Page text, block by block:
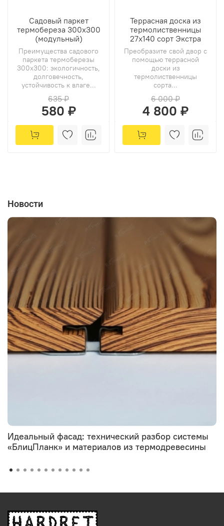
Садовый паркет
термобереза 300х300
(модульный)
Преимущества садового
паркета термоберезы
300х300: экологичность,
долговечность,
устойчивость к влаге...
635 ₽
580 ₽
Террасная доска из
термолиственницы
27х140 сорт Экстра
Преобразите свой двор с
помощью террасной
доски из
термолиственницы
сорта...
6 000 ₽
4 800 ₽
Новости
Идеальный фасад: технический разбор системы
«БлицПланк» и материалов из термодревесины